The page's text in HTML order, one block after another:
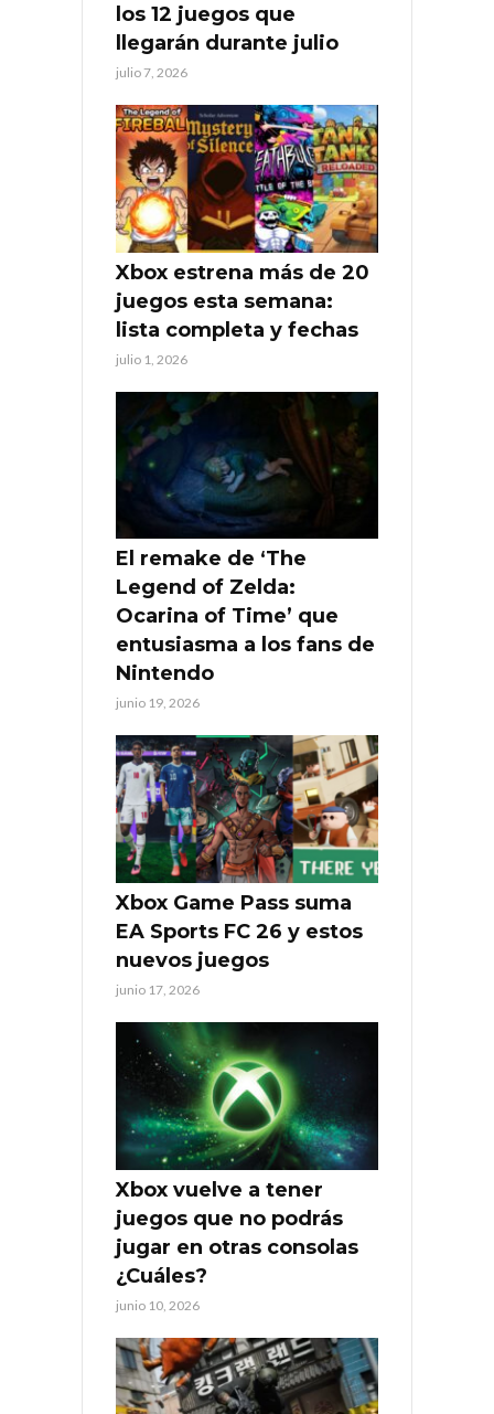
los 12 juegos que
llegarán durante julio
julio 7, 2026
Xbox estrena más de 20
juegos esta semana:
lista completa y fechas
julio 1, 2026
El remake de ‘The
Legend of Zelda:
Ocarina of Time’ que
entusiasma a los fans de
Nintendo
junio 19, 2026
Xbox Game Pass suma
EA Sports FC 26 y estos
nuevos juegos
junio 17, 2026
Xbox vuelve a tener
juegos que no podrás
jugar en otras consolas
¿Cuáles?
junio 10, 2026